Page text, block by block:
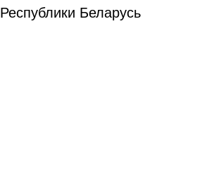
Республики Беларусь